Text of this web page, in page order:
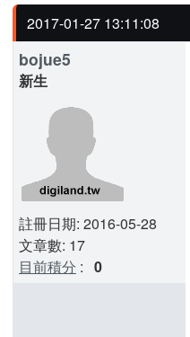
2017-01-27 13:11:08
bojue5
新生
註冊日期: 2016-05-28
文章數: 17
目前積分 : 0